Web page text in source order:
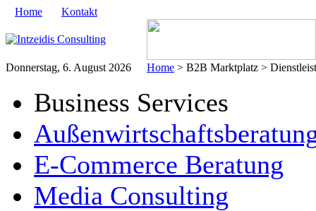
Home Kontakt
Donnerstag, 6. August 2026 Home > B2B Marktplatz >
Business Services
E-Commerce Beratung
Media Consulting